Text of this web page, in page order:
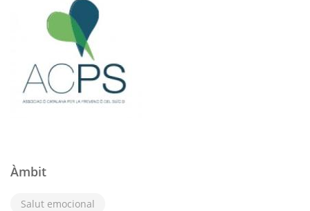
Àmbit
Salut emocional